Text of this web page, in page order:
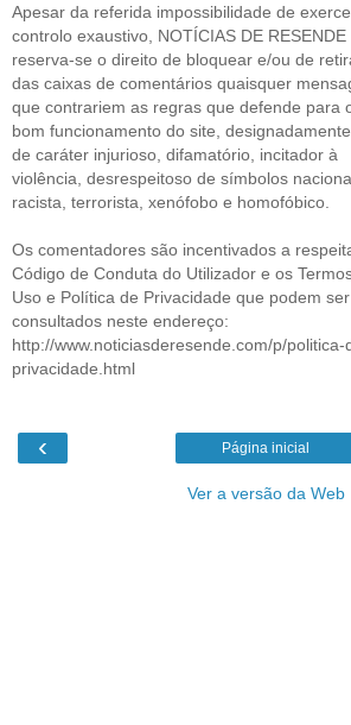
Apesar da referida impossibilidade de
controlo exaustivo, NOTÍCIAS DE RESENDE
reserva-se o direito de bloquear e/ou de
das caixas de comentários quaisquer
que contrariem as regras que defende para
bom funcionamento do site,
de caráter injurioso, difamatório, incitador à
violência, desrespeitoso de símbolos
racista, terrorista, xenófobo e homofóbico.
Os comentadores são incentivados a
Código de Conduta do Utilizador e os
Uso e Política de Privacidade que podem ser
consultados neste endereço:
http://www.noticiasderesende.com/p/politica-
privacidade.html
‹ Página inicial
Ver a versão da Web